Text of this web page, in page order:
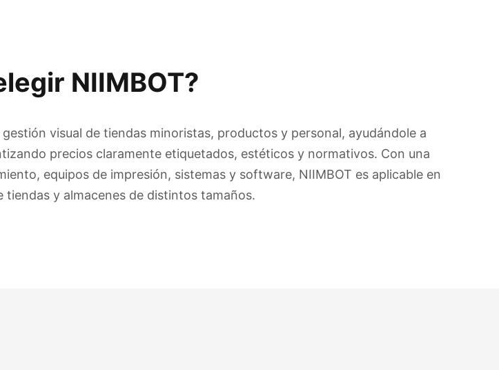
NIIMBOT?​
visual de tiendas minoristas, productos y personal, ayudándole a
precios claramente etiquetados, estéticos y normativos. Con una
equipos de impresión, sistemas y software, NIIMBOT es aplicable en
y almacenes de distintos tamaños.